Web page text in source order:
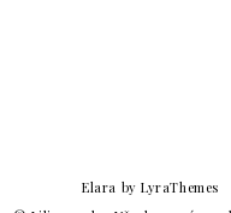
Elara by LyraThemes